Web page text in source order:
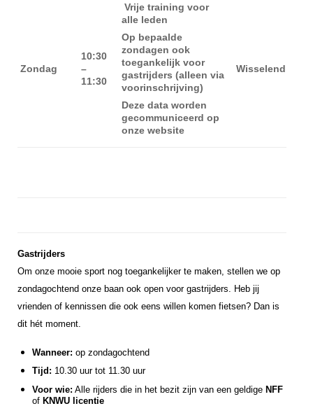
Zondag
10:30
–
11:30
Vrije training voor
alle leden
Op bepaalde
zondagen ook
toegankelijk voor
gastrijders (alleen via
voorinschrijving)
Deze data worden
gecommuniceerd op
onze website
Wisselend
Gastrijders
Om onze mooie sport nog toegankelijker te maken, stellen we op
zondagochtend onze baan ook open voor gastrijders. Heb jij
vrienden of kennissen die ook eens willen komen fietsen? Dan is
dit hét moment.
Wanneer: op zondagochtend
Tijd: 10.30 uur tot 11.30 uur
Voor wie: Alle rijders die in het bezit zijn van een geldige NFF
of KNWU licentie